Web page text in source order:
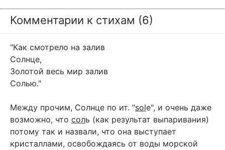
Комментарии к стихам (6)
"Как смотрело на залив
Солнце,
Золотой весь мир залив
Солью."
Между прочим, Солнце по ит. "sole", и очень даже
возможно, что соль (как результат выпаривания)
потому так и назвали, что она выступает
кристаллами, освобождаясь от воды морской